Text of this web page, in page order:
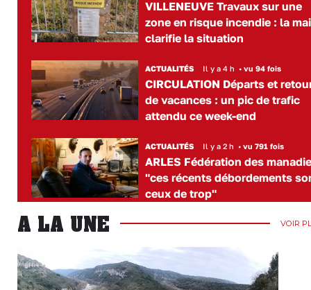
VILLENEUVE Travaux sur une
zone en risque incendie : la
clarifie la situation
ACTUALITÉS Il y a 4 h • vu 94 fois
CIRCULATION Départs et
de vacances : un pic de trafic
attendu ce week-end
ACTUALITÉS Il y a 2 h • vu 791 fois
ARLES Fédération des
"ces récents débordements
ceux de trop"
A LA UNE VOIR